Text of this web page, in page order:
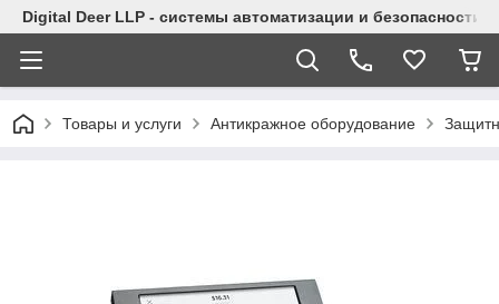
Digital Deer LLP - системы автоматизации и безопасности
Товары и услуги Антикражное оборудование